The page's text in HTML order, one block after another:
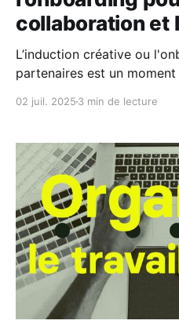
collaboration et
L’induction créative ou
partenaires est un moment
joue, ou presque. La
détermine la valeur
02 juil. 2025 3 min de lecture